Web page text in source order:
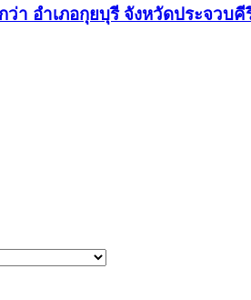
า อำเภอกุยบุรี จังหวัดประจวบ